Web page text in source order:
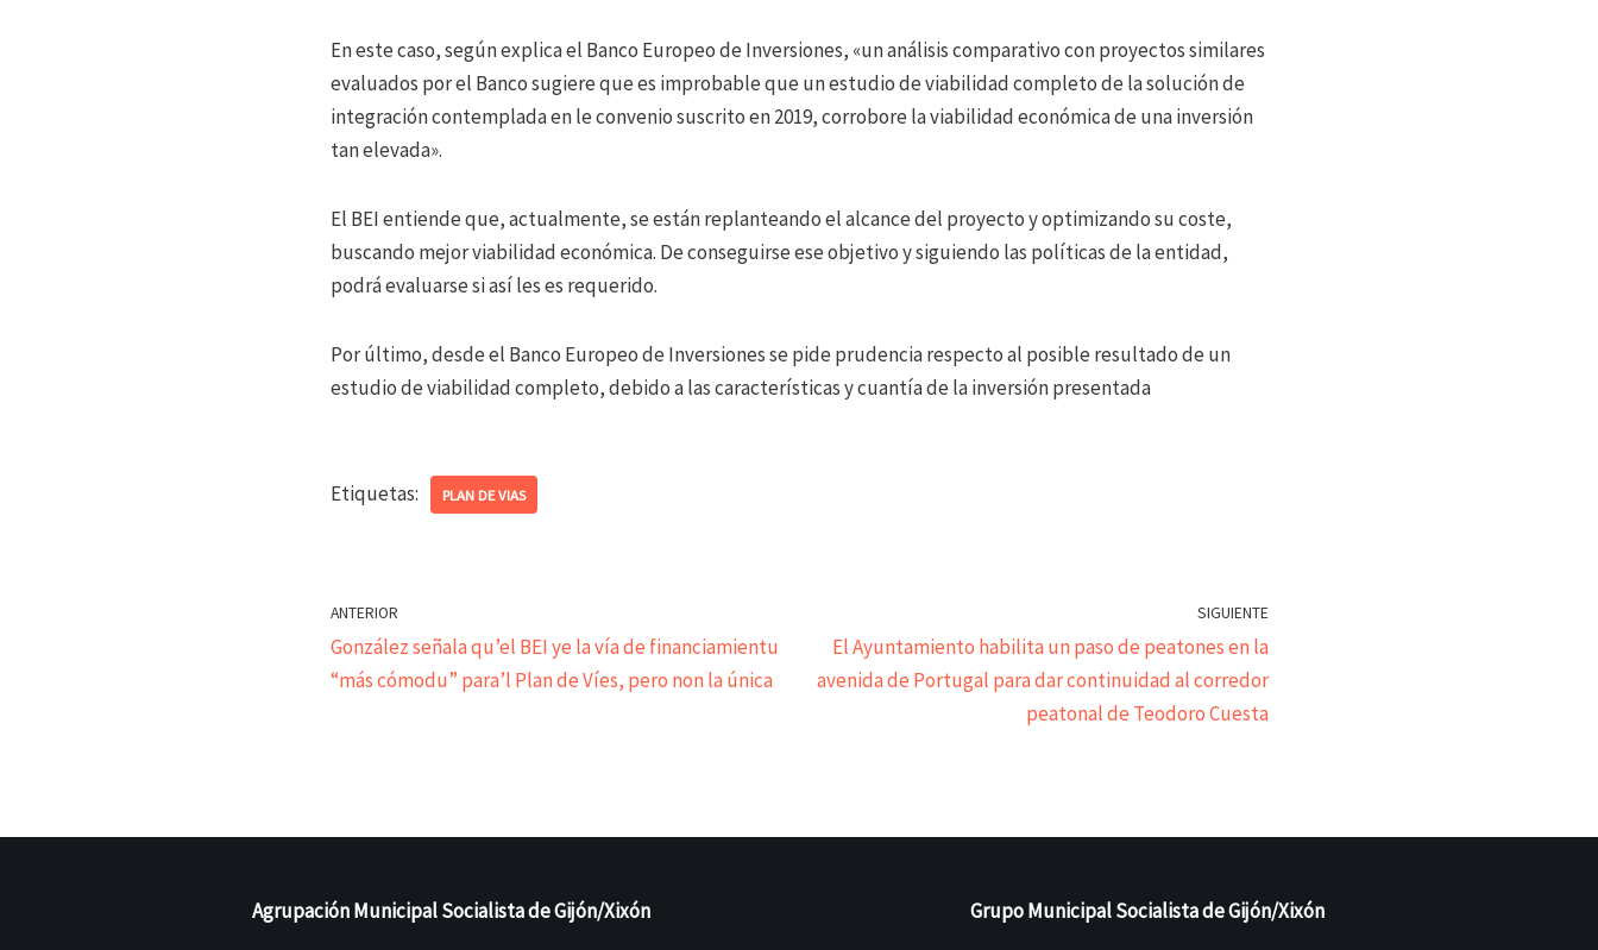
En este caso, según explica el Banco Europeo de Inversiones, «un análisis comparativo con proyectos similares
evaluados por el Banco sugiere que es improbable que un estudio de viabilidad completo de la solución de
integración contemplada en le convenio suscrito en 2019, corrobore la viabilidad económica de una inversión
tan elevada».
El BEI entiende que, actualmente, se están replanteando el alcance del proyecto y optimizando su coste,
buscando mejor viabilidad económica. De conseguirse ese objetivo y siguiendo las políticas de la entidad,
podrá evaluarse si así les es requerido.
Por último, desde el Banco Europeo de Inversiones se pide prudencia respecto al posible resultado de un
estudio de viabilidad completo, debido a las características y cuantía de la inversión presentada
Etiquetas: PLAN DE VIAS
ANTERIOR
González señala qu’el BEI ye la vía de financiamientu
“más cómodu” para’l Plan de Víes, pero non la única
SIGUIENTE
El Ayuntamiento habilita un paso de peatones en la
avenida de Portugal para dar continuidad al corredor
peatonal de Teodoro Cuesta
Agrupación Municipal Socialista de Gijón/Xixón Grupo Municipal Socialista de Gijón/Xixón